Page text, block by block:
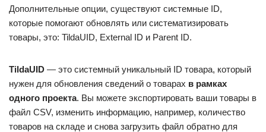
Дополнительные опции, существуют системные ID,
которые помогают обновлять или систематизировать
товары, это: TildaUID, External ID и Parent ID.
TildaUID — это системный уникальный ID товара, который
нужен для обновления сведений о товарах в рамках
одного проекта. Вы можете экспортировать ваши товары в
файл CSV, изменить информацию, например, количество
товаров на складе и снова загрузить файл обратно для